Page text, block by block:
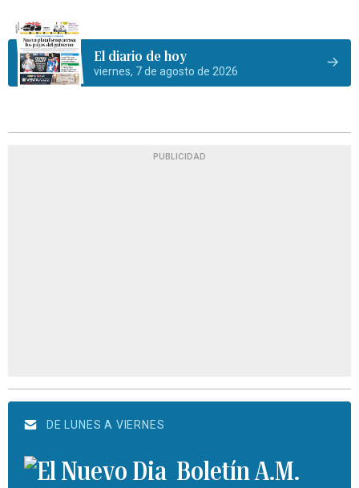
El diario de hoy
viernes, 7 de agosto de 2026
PUBLICIDAD
DE LUNES A VIERNES
Boletín A.M.